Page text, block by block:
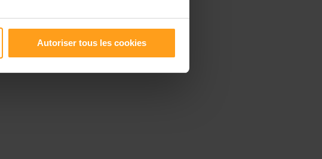
Autoriser tous les cookies